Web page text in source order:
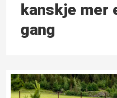
kanskje mer
gang